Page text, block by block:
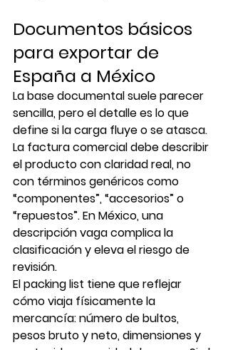
Documentos básicos
para exportar de
España a México
La base documental suele parecer
sencilla, pero el detalle es lo que
define si la carga fluye o se atasca.
La factura comercial debe describir
el producto con claridad real, no
con términos genéricos como
“componentes”, “accesorios” o
“repuestos”. En México, una
descripción vaga complica la
clasificación y eleva el riesgo de
revisión.
El packing list tiene que reflejar
cómo viaja físicamente la
mercancía: número de bultos,
pesos bruto y neto, dimensiones y